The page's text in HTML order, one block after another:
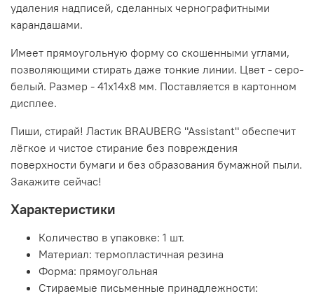
удаления надписей, сделанных чернографитными
карандашами.
Имеет прямоугольную форму со скошенными углами,
позволяющими стирать даже тонкие линии. Цвет - серо-
белый. Размер - 41х14х8 мм. Поставляется в картонном
дисплее.
Пиши, стирай! Ластик BRAUBERG "Assistant" обеспечит
лёгкое и чистое стирание без повреждения
поверхности бумаги и без образования бумажной пыли.
Закажите сейчас!
Характеристики
Количество в упаковке: 1 шт.
Материал: термопластичная резина
Форма: прямоугольная
Стираемые письменные принадлежности: